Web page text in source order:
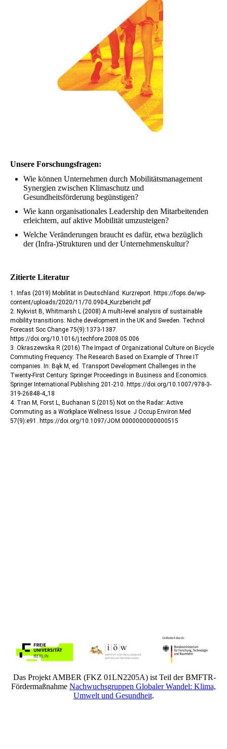
Unsere Forschungsfragen:
Wie können Unternehmen durch Mobilitätsmanagement
Synergien zwischen Klimaschutz und
Gesundheitsförderung begünstigen?
Wie kann organisationales Leadership den Mitarbeitenden
erleichtern, auf aktive Mobilität umzusteigen?
Welche Veränderungen braucht es dafür, etwa bezüglich
der (Infra-)Strukturen und der Unternehmenskultur?
Zitierte Literatur
1. Infas (2019) Mobilität in Deutschland: Kurzreport. https://fops.de/wp-
content/uploads/2020/11/70.0904_Kurzbericht.pdf
2. Nykvist B, Whitmarsh L (2008) A multi-level analysis of sustainable
mobility transitions: Niche development in the UK and Sweden. Technol
Forecast Soc Change 75(9):1373-1387.
https://doi.org/10.1016/j.techfore.2008.05.006
3. Okraszewska R (2016) The Impact of Organizational Culture on Bicycle
Commuting Frequency: The Research Based on Example of Three IT
companies. In: Bąk M, ed. Transport Development Challenges in the
Twenty-First Century. Springer Proceedings in Business and Economics.
Springer International Publishing 201-210. https://doi.org/10.1007/978-3-
319-26848-4_18
4. Tran M, Forst L, Buchanan S (2015) Not on the Radar: Active
Commuting as a Workplace Wellness Issue. J Occup Environ Med
57(9):e91. https://doi.org/10.1097/JOM.0000000000000515
Das Projekt AMBER (FKZ 01LN2205A) ist Teil der BMFTR-
Fördermaßnahme Nachwuchsgruppen Globaler Wandel: Klima,
Umwelt und Gesundheit.